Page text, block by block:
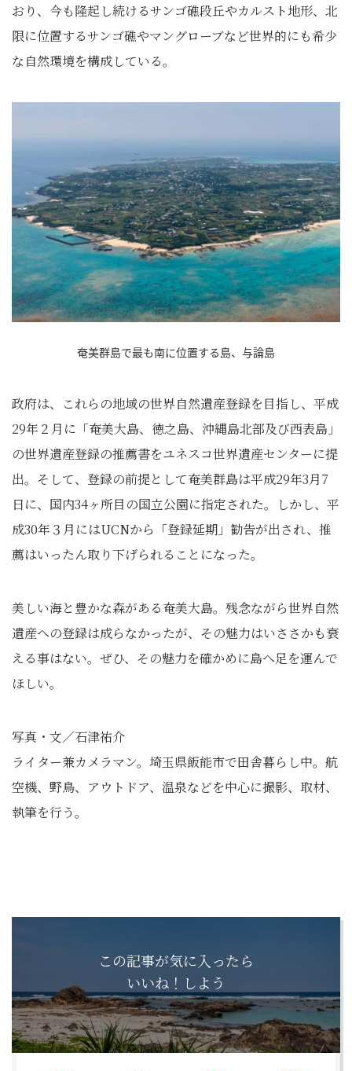
おり、今も隆起し続けるサンゴ礁段丘やカルスト地形、北
限に位置するサンゴ礁やマングローブなど世界的にも希少
な自然環境を構成している。
奄美群島で最も南に位置する島、与論島
政府は、これらの地域の世界自然遺産登録を目指し、平成
29年２月に「奄美大島、徳之島、沖縄島北部及び西表島」
の世界遺産登録の推薦書をユネスコ世界遺産センターに提
出。そして、登録の前提として奄美群島は平成29年3月7
日に、国内34ヶ所目の国立公園に指定された。しかし、平
成30年３月にはUCNから「登録延期」勧告が出され、推
薦はいったん取り下げられることになった。
美しい海と豊かな森がある奄美大島。残念ながら世界自然
遺産への登録は成らなかったが、その魅力はいささかも衰
える事はない。ぜひ、その魅力を確かめに島へ足を運んで
ほしい。
写真・文／石津祐介
ライター兼カメラマン。埼玉県飯能市で田舎暮らし中。航
空機、野鳥、アウトドア、温泉などを中心に撮影、取材、
執筆を行う。
この記事が気に入ったら
いいね！しよう